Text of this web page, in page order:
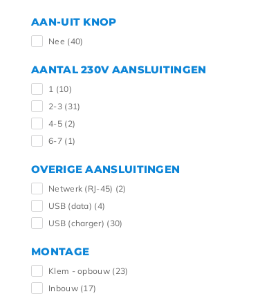
AAN-UIT KNOP
Nee (40)
AANTAL 230V AANSLUITINGEN
1 (10)
2-3 (31)
4-5 (2)
6-7 (1)
OVERIGE AANSLUITINGEN
Netwerk (RJ-45) (2)
USB (data) (4)
USB (charger) (30)
MONTAGE
Klem - opbouw (23)
Inbouw (17)